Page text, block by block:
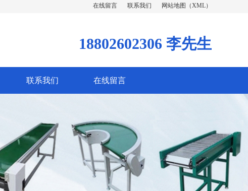
在线留言 联系我们 网站地图 （XML）
18802602306 李先生
联系我们 在线留言